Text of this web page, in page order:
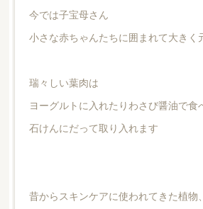
今では子宝母さん
小さな赤ちゃんたちに囲まれて大きく
瑞々しい葉肉は
ヨーグルトに入れたりわさび醤油で食
石けんにだって取り入れます
昔からスキンケアに使われてきた植物